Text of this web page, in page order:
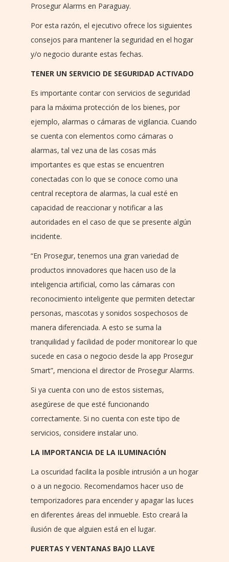
Prosegur Alarms en Paraguay.
Por esta razón, el ejecutivo ofrece los siguientes
consejos para mantener la seguridad en el hogar
y/o negocio durante estas fechas.
TENER UN SERVICIO DE SEGURIDAD ACTIVADO
Es importante contar con servicios de seguridad
para la máxima protección de los bienes, por
ejemplo, alarmas o cámaras de vigilancia. Cuando
se cuenta con elementos como cámaras o
alarmas, tal vez una de las cosas más
importantes es que estas se encuentren
conectadas con lo que se conoce como una
central receptora de alarmas, la cual esté en
capacidad de reaccionar y notificar a las
autoridades en el caso de que se presente algún
incidente.
“En Prosegur, tenemos una gran variedad de
productos innovadores que hacen uso de la
inteligencia artificial, como las cámaras con
reconocimiento inteligente que permiten detectar
personas, mascotas y sonidos sospechosos de
manera diferenciada. A esto se suma la
tranquilidad y facilidad de poder monitorear lo que
sucede en casa o negocio desde la app Prosegur
Smart”, menciona el director de Prosegur Alarms.
Si ya cuenta con uno de estos sistemas,
asegúrese de que esté funcionando
correctamente. Si no cuenta con este tipo de
servicios, considere instalar uno.
LA IMPORTANCIA DE LA ILUMINACIÓN
La oscuridad facilita la posible intrusión a un hogar
o a un negocio. Recomendamos hacer uso de
temporizadores para encender y apagar las luces
en diferentes áreas del inmueble. Esto creará la
ilusión de que alguien está en el lugar.
PUERTAS Y VENTANAS BAJO LLAVE